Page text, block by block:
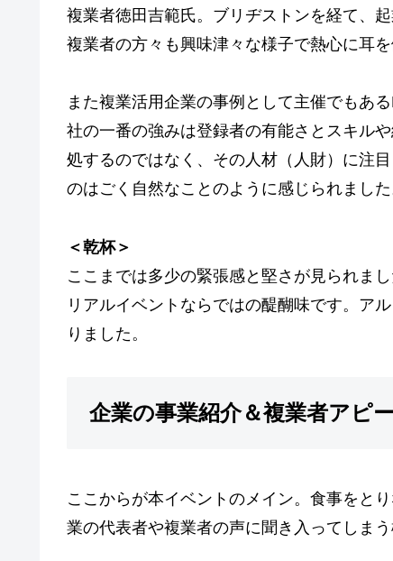
複業者徳田吉範氏。ブリヂストンを経て、
複業者の方々も興味津々な様子で熱心に耳を
また複業活用企業の事例として主催でもあ
社の一番の強みは登録者の有能さとスキル
処するのではなく、その人材（人財）に注
のはごく自然なことのように感じられました
＜乾杯＞
ここまでは多少の緊張感と堅さが見られま
リアルイベントならではの醍醐味です。ア
りました。
企業の事業紹介＆複業者アピ
ここからが本イベントのメイン。食事をと
業の代表者や複業者の声に聞き入ってしまう